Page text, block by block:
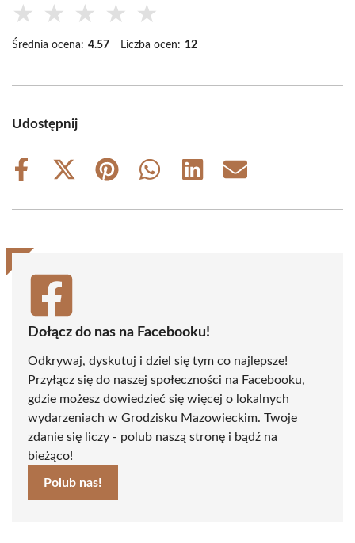
★ ★ ★ ★ ★
Średnia ocena: 4.57 Liczba ocen: 12
Udostępnij
Share
Share
(Twitter)
Share
Share
Share
Share
Dołącz do nas na Facebooku!
Odkrywaj, dyskutuj i dziel się tym co najlepsze!
Przyłącz się do naszej społeczności na Facebooku,
gdzie możesz dowiedzieć się więcej o lokalnych
wydarzeniach w Grodzisku Mazowieckim. Twoje
zdanie się liczy - polub naszą stronę i bądź na
bieżąco!
Polub nas!